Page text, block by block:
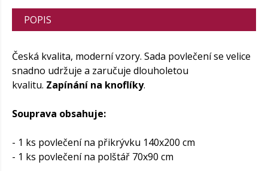
POPIS
Česká kvalita, moderní vzory. Sada povlečení se velice
snadno udržuje a zaručuje dlouholetou
kvalitu. Zapínání na knoflíky.
Souprava obsahuje:
- 1 ks povlečení na přikrývku 140x200 cm
- 1 ks povlečení na polštář 70x90 cm